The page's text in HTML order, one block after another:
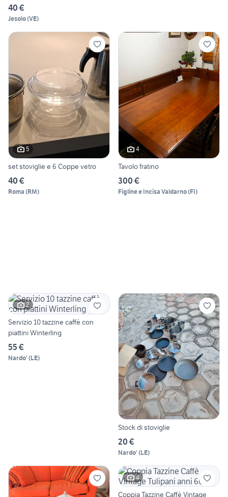
40 €
Jesolo(VE)
5
set stoviglie e 6 Coppe vetro
40 €
Roma (RM)
4
Tavolo fratino
300 €
Figline e Incisa Valdarno(FI)
2
Servizio 10 tazzine caffè con
piattini Winterling
55 €
Nardo' (LE)
Stock di stoviglie
20 €
Nardo' (LE)
4
Coppia Tazzine Caffè Vintage